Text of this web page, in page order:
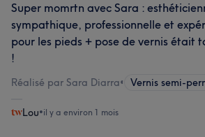
Super momrtn avec Sara :
sympathique, professionnelle et
pour les pieds + pose de vernis était
!
Réalisé par Sara Diarra• Vernis semi-
Lou•il y a environ 1 mois